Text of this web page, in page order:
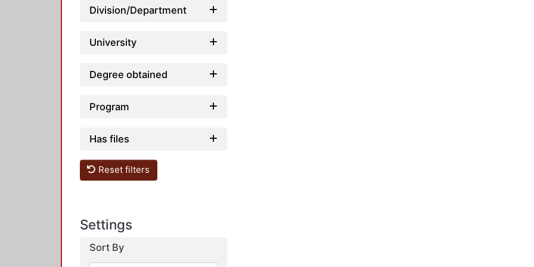
Division/Department
University
Degree obtained
Program
Has files
Reset filters
Settings
Sort By